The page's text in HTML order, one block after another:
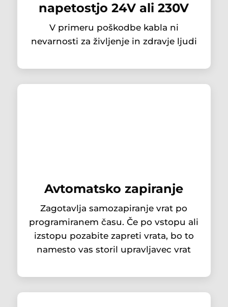
napetostjo 24V ali 230V
V primeru poškodbe kabla ni
nevarnosti za življenje in zdravje ljudi
Avtomatsko zapiranje
Zagotavlja samozapiranje vrat po
programiranem času. Če po vstopu ali
izstopu pozabite zapreti vrata, bo to
namesto vas storil upravljavec vrat